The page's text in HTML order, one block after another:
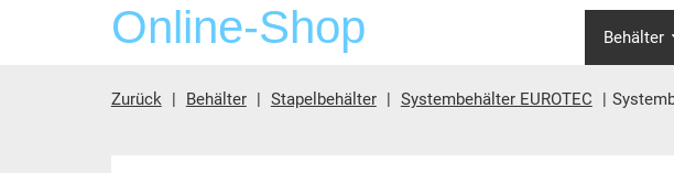
Online-Shop Behälter
Zurück Behälter Stapelbehälter Systembehälter EUROTEC